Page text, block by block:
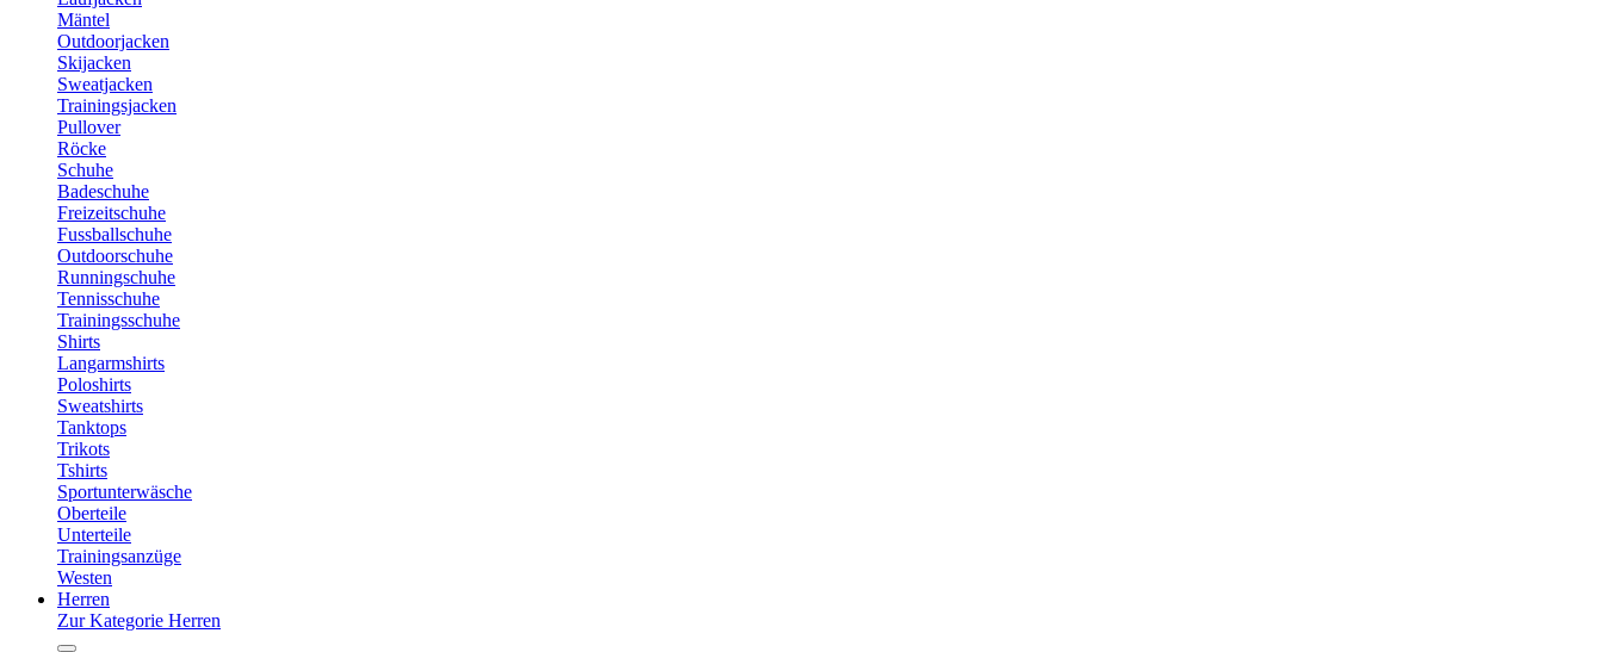
Mäntel
Outdoorjacken
Skijacken
Sweatjacken
Trainingsjacken
Pullover
Röcke
Schuhe
Badeschuhe
Freizeitschuhe
Fussballschuhe
Outdoorschuhe
Runningschuhe
Tennisschuhe
Trainingsschuhe
Shirts
Langarmshirts
Poloshirts
Sweatshirts
Tanktops
Trikots
Tshirts
Sportunterwäsche
Oberteile
Unterteile
Trainingsanzüge
Westen
Herren
Zur Kategorie Herren